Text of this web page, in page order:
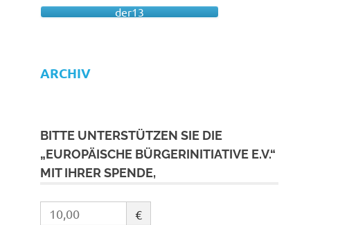
der13
ARCHIV
BITTE UNTERSTÜTZEN SIE DIE
„EUROPÄISCHE BÜRGERINITIATIVE E.V.“
MIT IHRER SPENDE,
€